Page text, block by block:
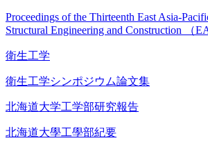
Proceedings of the Thirteenth East Asia-
Structural Engineering and Construction （
衛生工学
衛生工学シンポジウム論文集
北海道大学工学部研究報告
北海道大學工學部紀要